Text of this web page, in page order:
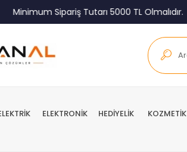
Minimum Sipariş Tutarı 5000 TL Olmalıdır.
ELEKTRONİK HEDİYELİK KOZMETİK